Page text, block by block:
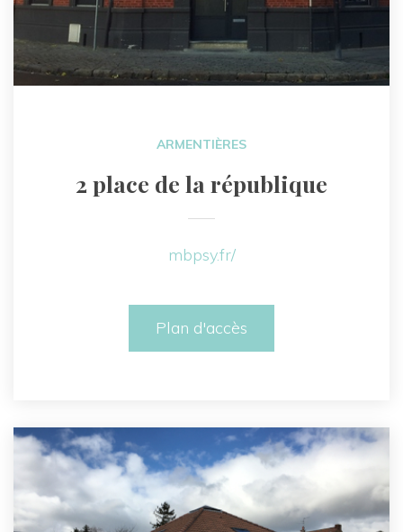
ARMENTIÈRES
2 place de la république
mbpsy.fr/
Plan d'accès